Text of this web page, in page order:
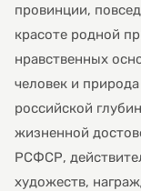
провинции,
красоте родной
нравственных
человек и
российской
жизненной
РСФСР,
художеств,